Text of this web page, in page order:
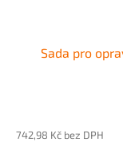
Sada pro
produktu
742,98 Kč bez DPH